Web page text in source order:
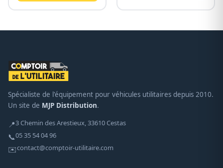
Spécialiste de l'équipement pour véhicules utilitaires depuis 2010.
Un site de MJP Distribution.
📍3 Chemin des Arestieux, 33610 Cestas
📞05 35 54 04 96
✉️contact@comptoir-utilitaire.com